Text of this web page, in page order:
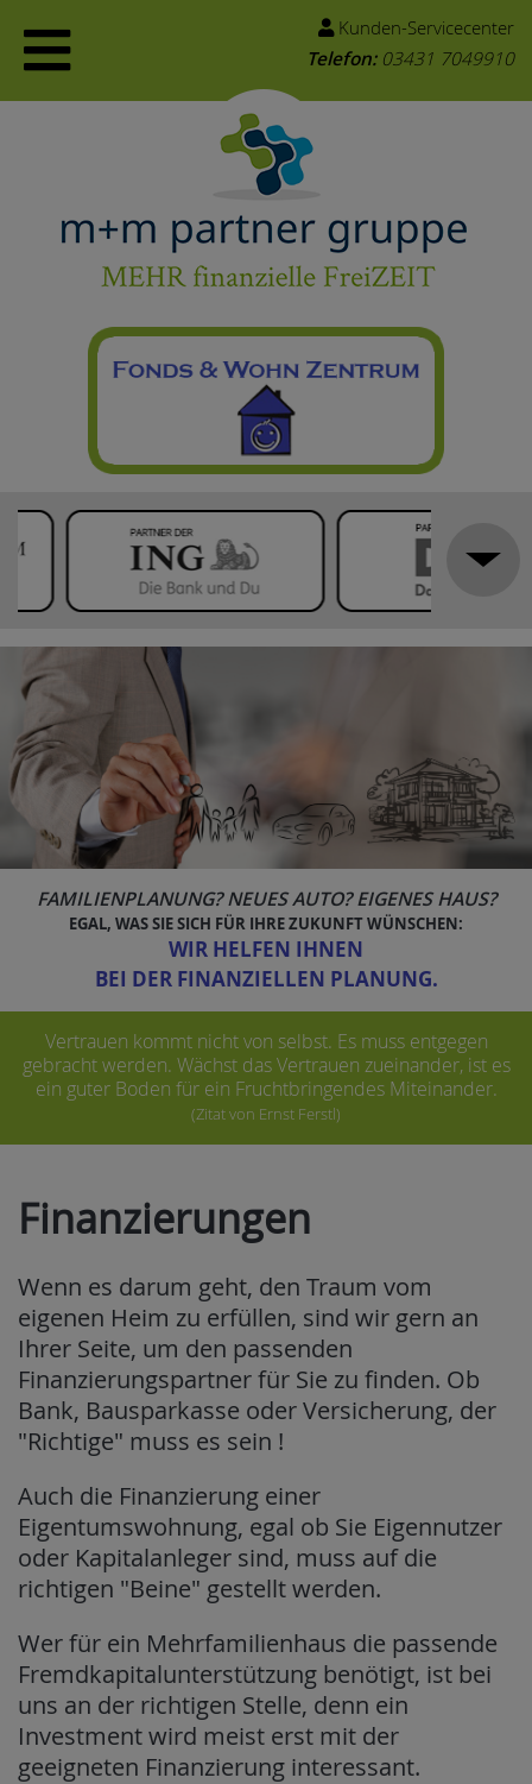
Kunden-Servicecenter
Telefon:03431 7049910
FAMILIENPLANUNG? NEUES AUTO? EIGENES HAUS?
EGAL, WAS SIE SICH FÜR IHRE ZUKUNFT WÜNSCHEN:
WIR HELFEN IHNEN
BEI DER FINANZIELLEN PLANUNG.
Vertrauen kommt nicht von selbst. Es muss entgegen
gebracht werden. Wächst das Vertrauen zueinander, ist es
ein guter Boden für ein Fruchtbringendes Miteinander.
(Zitat von Ernst Ferstl)
Finanzierungen
Wenn es darum geht, den Traum vom
eigenen Heim zu erfüllen, sind wir gern an
Ihrer Seite, um den passenden
Finanzierungspartner für Sie zu finden. Ob
Bank, Bausparkasse oder Versicherung, der
"Richtige" muss es sein !
Auch die Finanzierung einer
Eigentumswohnung, egal ob Sie Eigennutzer
oder Kapitalanleger sind, muss auf die
richtigen "Beine" gestellt werden.
Wer für ein Mehrfamilienhaus die passende
Fremdkapitalunterstützung benötigt, ist bei
uns an der richtigen Stelle, denn ein
Investment wird meist erst mit der
geeigneten Finanzierung interessant.